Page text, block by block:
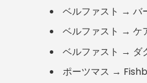
ベルファスト → バ
ベルファスト → ケ
ベルファスト → ダ
ポーツマス →